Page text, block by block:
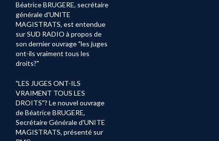
Béatrice BRUGERE, secrétaire
générale d'UNITE
MAGISTRATS, est entendue
sur SUD RADIO à propos de
son dernier ouvrage "les juges
ont-ils vraiment tous les
droits?"
"LES JUGES ONT-ILS
VRAIMENT TOUS LES
DROITS"? Le nouvel ouvrage
de Béatrice BRUGERE,
Secrétaire Générale d'UNITE
MAGISTRATS, présenté sur